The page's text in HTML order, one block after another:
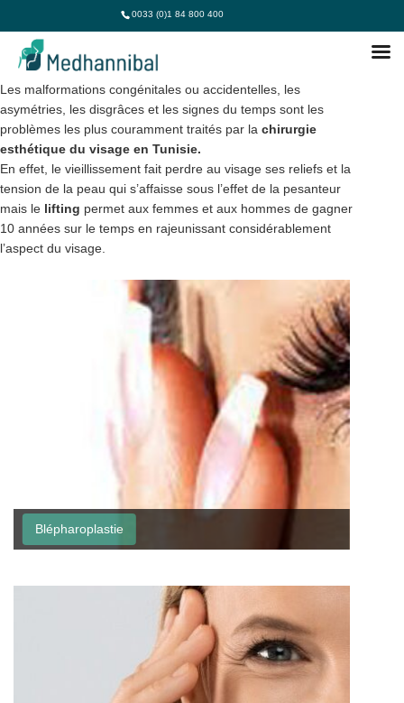
0033 (0)1 84 800 400
CHIRURGIE VISAGE TUNISIE
Les malformations congénitales ou accidentelles, les
asymétries, les disgrâces et les signes du temps sont les
problèmes les plus couramment traités par la chirurgie
esthétique du visage en Tunisie.
En effet, le vieillissement fait perdre au visage ses reliefs et la
tension de la peau qui s’affaisse sous l’effet de la pesanteur
mais le lifting permet aux femmes et aux hommes de gagner
10 années sur le temps en rajeunissant considérablement
l’aspect du visage.
Blépharoplastie